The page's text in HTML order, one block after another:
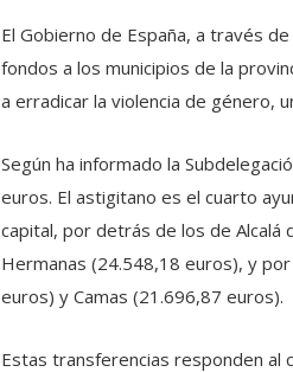
El Gobierno de España, a través
fondos a los municipios de la
a erradicar la violencia de género,
Según ha informado la
euros. El astigitano es el cuarto
capital, por detrás de los de
Hermanas (24.548,18 euros), y
euros) y Camas (21.696,87 euros).
Estas transferencias responden al